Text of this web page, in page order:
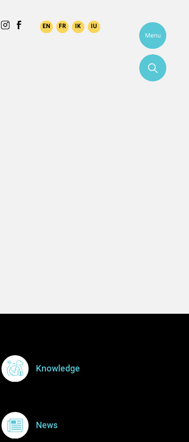
Menu
Knowledge
News